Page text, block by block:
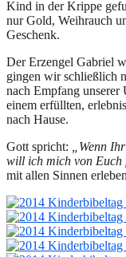
Kind in der Krippe
nur Gold, Weihrauch
Geschenk.
Der Erzengel Gabriel
gingen wir schließlich
nach Empfang unserer
einem erfüllten,
nach Hause.
Gott spricht:
„Wenn
will ich mich von Euch
mit allen Sinnen